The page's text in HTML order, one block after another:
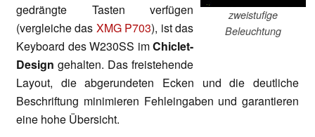
zweistufige
Beleuchtung
gedrängte Tasten verfügen
(vergleiche das XMG P703), ist das
Keyboard des W230SS imChiclet-
Design gehalten. Das freistehende
Layout, die abgerundeten Ecken und die deutliche
Beschriftung minimieren Fehleingaben und garantieren
eine hohe Übersicht.